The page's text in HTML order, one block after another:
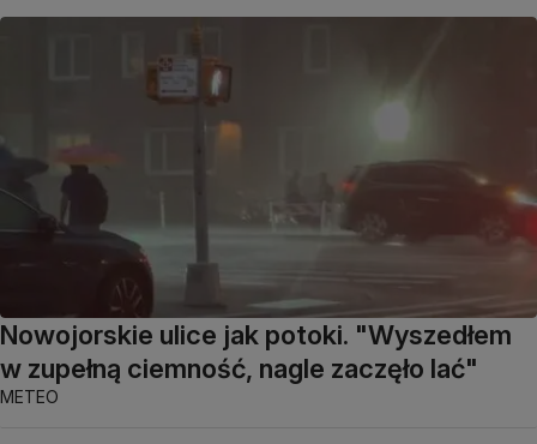
Nowojorskie ulice jak potoki. "Wyszedłem
w zupełną ciemność, nagle zaczęło lać"
METEO